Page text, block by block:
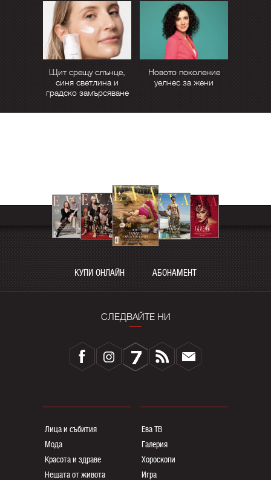
Щит срещу слънце,
синя светлина и
градско замърсяване
Новото поколение
уелнес за жени
КУПИ ОНЛАЙН АБОНАМЕНТ
СЛЕДВАЙТЕ НИ
Лица и събития
Мода
Красота и здраве
Нещата от живота
Ева ТВ
Галерия
Хороскопи
Игра